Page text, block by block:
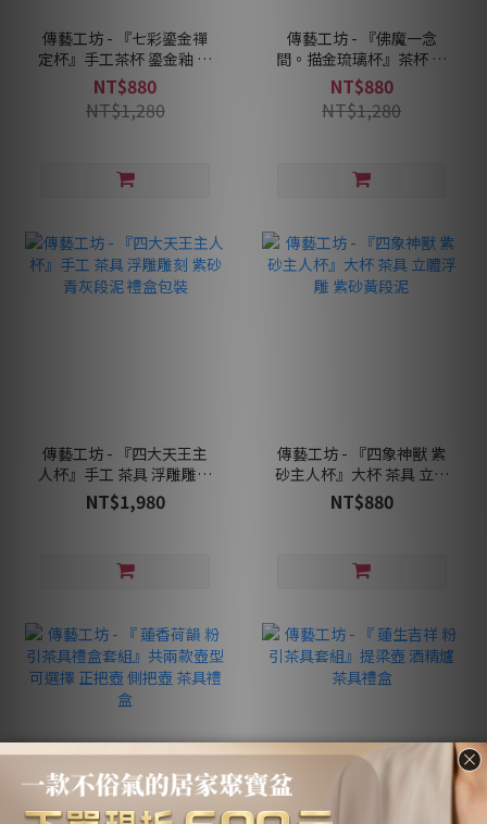
傳藝工坊 - 『七彩鎏金禪
定杯』手工茶杯 鎏金釉 七
彩雪花結晶
NT$880
NT$1,280
傳藝工坊 - 『佛魔一念
間。描金琉璃杯』茶杯 茶
具 琉璃 玻璃 特色茶具
NT$880
NT$1,280
傳藝工坊 - 『四大天王主
人杯』手工 茶具 浮雕雕刻
紫砂青灰段泥 禮盒包裝
NT$1,980
傳藝工坊 - 『四象神獸 紫
砂主人杯』大杯 茶具 立體
浮雕 紫砂黃段泥
NT$880